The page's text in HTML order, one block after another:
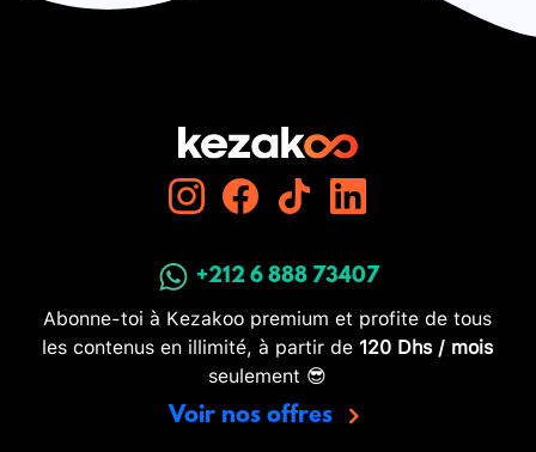
+212 6 888 73407
Abonne-toi à Kezakoo premium et profite de tous
les contenus en illimité, à partir de 120 Dhs / mois
seulement 😎
Voir nos offres